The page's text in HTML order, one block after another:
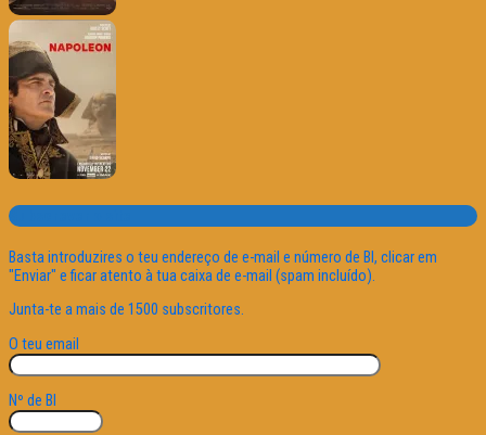
Subscrever o site
Basta introduzires o teu endereço de e-mail e número de BI, clicar em
"Enviar" e ficar atento à tua caixa de e-mail (spam incluído).
Junta-te a mais de 1500 subscritores.
O teu email
Nº de BI